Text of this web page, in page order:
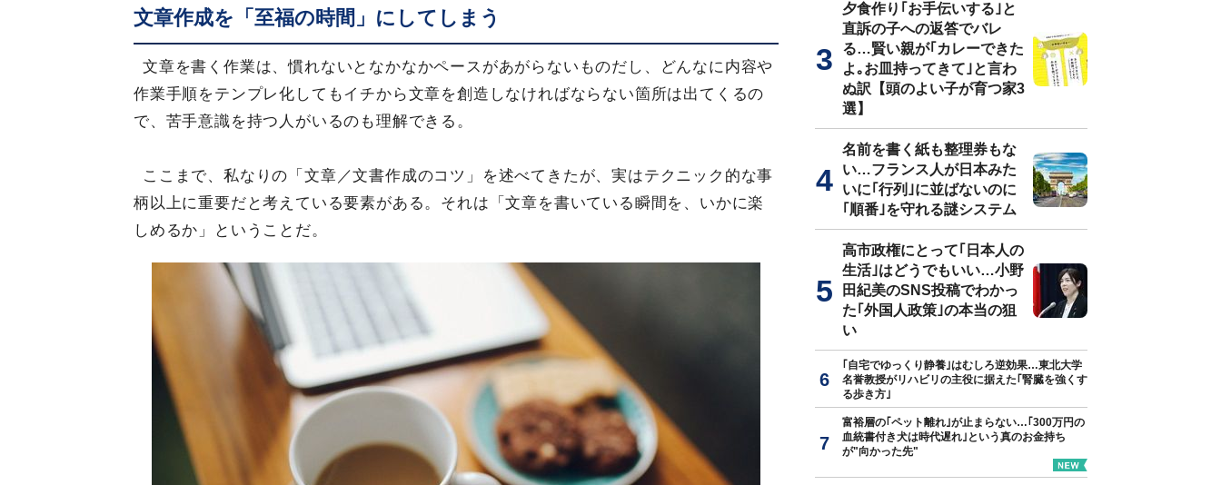
文章作成を「至福の時間」にしてしまう
文章を書く作業は、慣れないとなかなかペースがあがらないものだし、どんなに内容や
作業手順をテンプレ化してもイチから文章を創造しなければならない箇所は出てくるの
で、苦手意識を持つ人がいるのも理解できる。
ここまで、私なりの「文章／文書作成のコツ」を述べてきたが、実はテクニック的な事
柄以上に重要だと考えている要素がある。それは「文章を書いている瞬間を、いかに楽
しめるか」ということだ。
夕食作り｢お手伝いする｣と
直訴の子への返答でバレ
る…賢い親が｢カレーできた
よ｡お皿持ってきて｣と言わ
ぬ訳【頭のよい子が育つ家3
選】
名前を書く紙も整理券もな
い…フランス人が日本みた
いに｢行列｣に並ばないのに
｢順番｣を守れる謎システム
高市政権にとって｢日本人の
生活｣はどうでもいい…小野
田紀美のSNS投稿でわかっ
た｢外国人政策｣の本当の狙
い
｢自宅でゆっくり静養｣はむしろ逆効果…東北大学
名誉教授がリハビリの主役に据えた｢腎臓を強くす
る歩き方｣
富裕層の｢ペット離れ｣が止まらない…｢300万円の
血統書付き犬は時代遅れ｣という真のお金持ち
が"向かった先"